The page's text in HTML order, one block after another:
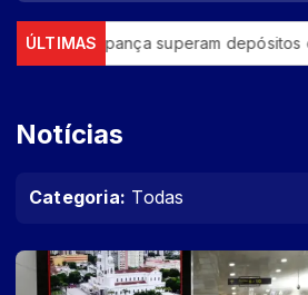
ÚLTIMAS
superam depósitos em R$ 7,15
Notícias
Categoria: Todas